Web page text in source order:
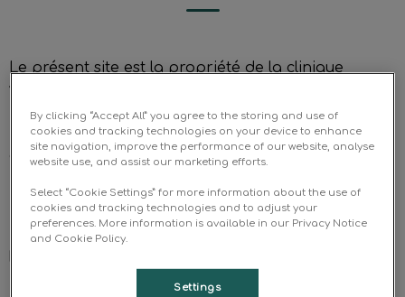
Le présent site est la propriété de la clinique
vétérinaire des Cerisiers
Siège social : 8-14 Avenue de l’Arche ZAC Danton
92400 Courbevoie
By clicking “Accept All” you agree to the storing and use of
cookies and tracking technologies on your device to enhance
site navigation, improve the performance of our website, analyse
website use, and assist our marketing efforts.
Select “Cookie Settings” for more information about the use of
cookies and tracking technologies and to adjust your
preferences. More information is available in our Privacy Notice
and Cookie Policy.
Settings